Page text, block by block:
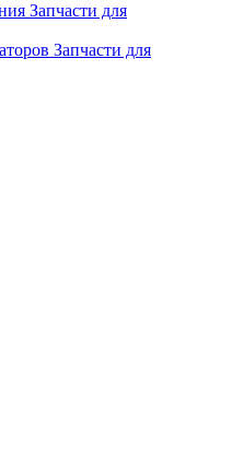
Запчасти для
Запчасти для